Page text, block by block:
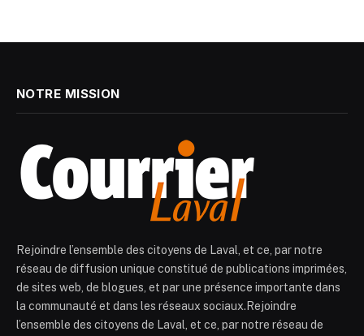
NOTRE MISSION
Rejoindre l’ensemble des citoyens de Laval, et ce, par notre
réseau de diffusion unique constitué de publications imprimées,
de sites web, de blogues, et par une présence importante dans
la communauté et dans les réseaux sociaux.Rejoindre
l’ensemble des citoyens de Laval, et ce, par notre réseau de